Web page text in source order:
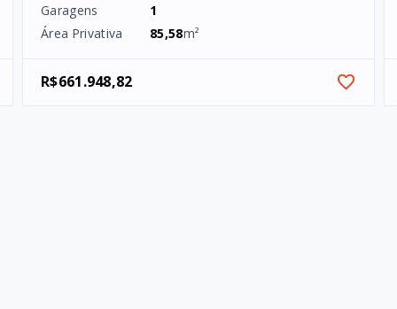
Garagens
1
Área Privativa
85,58m²
R$661.948,82